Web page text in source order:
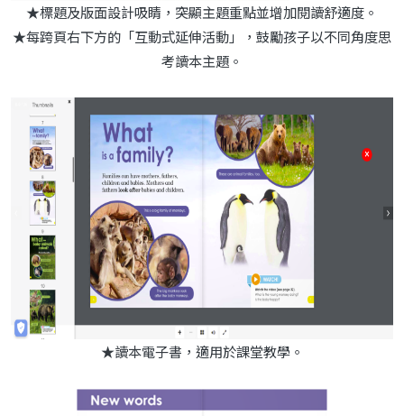
★標題及版面設計吸睛，突顯主題重點並增加閱讀舒適度。
★每跨頁右下方的「互動式延伸活動」，鼓勵孩子以不同角度思
考讀本主題。
★讀本電子書，適用於課堂教學。